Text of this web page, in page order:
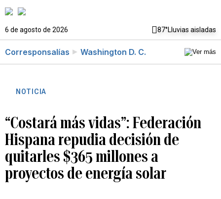
6 de agosto de 2026 87°Lluvias aisladas
Corresponsalías Washington D. C.
NOTICIA
“Costará más vidas”: Federación
Hispana repudia decisión de
quitarles $365 millones a
proyectos de energía solar